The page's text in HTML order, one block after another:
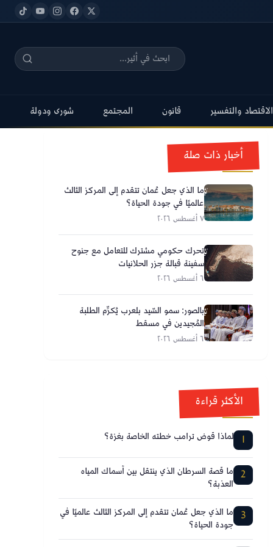
الاقتصاد والتفسير قانون المجتمع شورى ودولة
أخبار ذات صلة
ما الذي جعل عُمان تتقدم إلى المركز الثالث
عالميًا في جودة الحياة؟
٧ أغسطس ٢٠٢٦
تحرك حكومي مشترك للتعامل مع جنوح
سفينة قبالة جزر الحلانيات
٦ أغسطس ٢٠٢٦
بالصور: سمو السّيد بلعرب يُكرِّم الطلبة
المُجيدين في مسقط
٦ أغسطس ٢٠٢٦
الأكثر قراءة
1 لماذا قوض ترامب خطته الخاصة بغزة؟
2 ما قصة السرطان الذي ينتقل بين أسماك المياه
العذبة؟
3 ما الذي جعل عُمان تتقدم إلى المركز الثالث عالميًا في
جودة الحياة؟